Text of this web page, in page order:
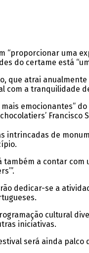
“proporcionar uma
do certame está
que atrai
a tranquilidade
mais emocionantes”
intrincadas de
também a contar
dedicar-se a
cultural
iniciativas.
será ainda